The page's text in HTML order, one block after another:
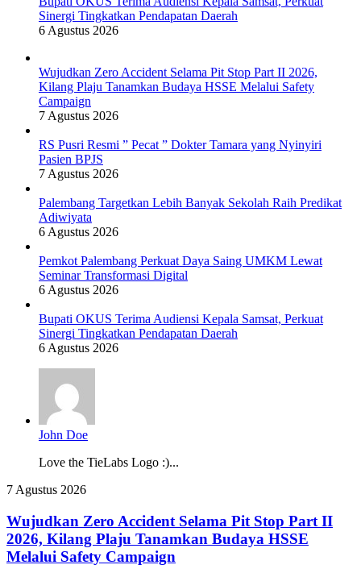
Sinergi Tingkatkan Pendapatan Daerah
6 Agustus 2026
Wujudkan Zero Accident Selama Pit Stop Part II 2026,
Kilang Plaju Tanamkan Budaya HSSE Melalui Safety
Campaign
7 Agustus 2026
RS Pusri Resmi ” Pecat ” Dokter Tamara yang Nyinyiri
Pasien BPJS
7 Agustus 2026
Palembang Targetkan Lebih Banyak Sekolah Raih Predikat
Adiwiyata
6 Agustus 2026
Pemkot Palembang Perkuat Daya Saing UMKM Lewat
Seminar Transformasi Digital
6 Agustus 2026
Bupati OKUS Terima Audiensi Kepala Samsat, Perkuat
Sinergi Tingkatkan Pendapatan Daerah
6 Agustus 2026
John Doe
Love the TieLabs Logo :)...
Wujudkan
Accident
Selama
Pit
Stop
7 Agustus 2026
Wujudkan Zero Accident Selama Pit Stop Part II
2026, Kilang Plaju Tanamkan Budaya HSSE
Melalui Safety Campaign